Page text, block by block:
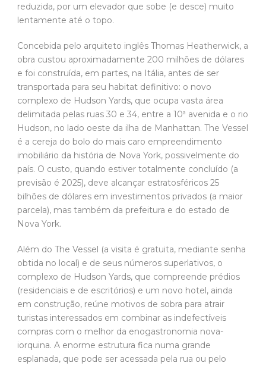
reduzida, por um elevador que sobe (e desce) muito
lentamente até o topo.
Concebida pelo arquiteto inglês Thomas Heatherwick, a
obra custou aproximadamente 200 milhões de dólares
e foi construída, em partes, na Itália, antes de ser
transportada para seu habitat definitivo: o novo
complexo de Hudson Yards, que ocupa vasta área
delimitada pelas ruas 30 e 34, entre a 10ª avenida e o rio
Hudson, no lado oeste da ilha de Manhattan. The Vessel
é a cereja do bolo do mais caro empreendimento
imobiliário da história de Nova York, possivelmente do
país. O custo, quando estiver totalmente concluído (a
previsão é 2025), deve alcançar estratosféricos 25
bilhões de dólares em investimentos privados (a maior
parcela), mas também da prefeitura e do estado de
Nova York.
Além do The Vessel (a visita é gratuita, mediante senha
obtida no local) e de seus números superlativos, o
complexo de Hudson Yards, que compreende prédios
(residenciais e de escritórios) e um novo hotel, ainda
em construção, reúne motivos de sobra para atrair
turistas interessados em combinar as indefectíveis
compras com o melhor da enogastronomia nova-
iorquina. A enorme estrutura fica numa grande
esplanada, que pode ser acessada pela rua ou pelo